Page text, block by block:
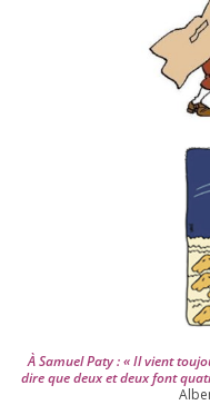
À Samuel Paty : « Il vient
dire que deux et deux font